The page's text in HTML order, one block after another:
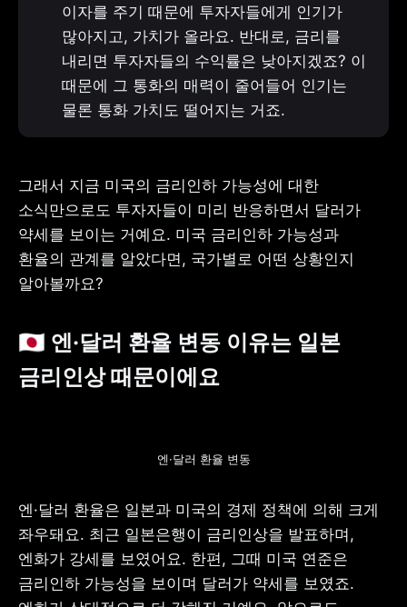
이자를 주기 때문에 투자자들에게 인기가
많아지고, 가치가 올라요. 반대로, 금리를
내리면 투자자들의 수익률은 낮아지겠죠? 이
때문에 그 통화의 매력이 줄어들어 인기는
물론 통화 가치도 떨어지는 거죠.
그래서 지금 미국의 금리인하 가능성에 대한
소식만으로도 투자자들이 미리 반응하면서 달러가
약세를 보이는 거예요. 미국 금리인하 가능성과
환율의 관계를 알았다면, 국가별로 어떤 상황인지
알아볼까요?
🇯🇵 엔·달러 환율 변동 이유는 일본
금리인상 때문이에요
엔·달러 환율 변동
엔·달러 환율은 일본과 미국의 경제 정책에 의해 크게
좌우돼요. 최근 일본은행이 금리인상을 발표하며,
엔화가 강세를 보였어요. 한편, 그때 미국 연준은
금리인하 가능성을 보이며 달러가 약세를 보였죠.